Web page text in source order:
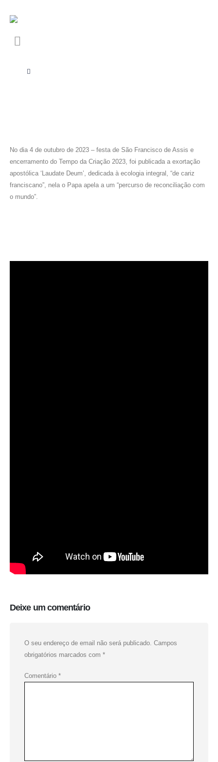
No dia 4 de outubro de 2023 – festa de São Francisco de Assis e
encerramento do Tempo da Criação 2023, foi publicada a exortação
apostólica ‘Laudate Deum’, dedicada à ecologia integral, “de cariz
franciscano”, nela o Papa apela a um “percurso de reconciliação com
o mundo”.
Deixe um comentário
O seu endereço de email não será publicado. Campos
obrigatórios marcados com *
Comentário *